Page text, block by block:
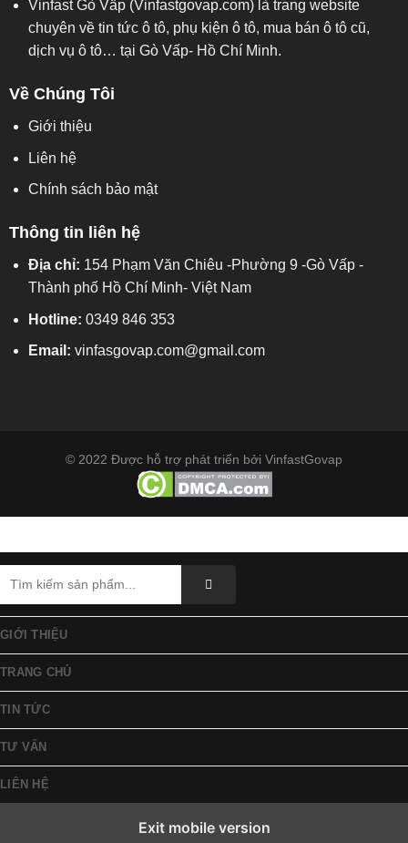
Vinfast Gò Vấp (Vinfastgovap.com)là trang website
chuyên về tin tức ô tô, phụ kiện ô tô, mua bán ô tô cũ,
dịch vụ ô tô… tại Gò Vấp- Hồ Chí Minh.
Về Chúng Tôi
Giới thiệu
Liên hệ
Chính sách bảo mật
Thông tin liên hệ
Địa chỉ: 154 Phạm Văn Chiêu -Phường 9 -Gò Vấp -
Thành phố Hồ Chí Minh- Việt Nam
Hotline: 0349 846 353
Email: vinfasgovap.com@gmail.com
© 2022 Được hỗ trợ phát triển bởi VinfastGovap
GIỚI THIỆU
TRANG CHỦ
TIN TỨC
TƯ VẤN
LIÊN HỆ
Exit mobile version